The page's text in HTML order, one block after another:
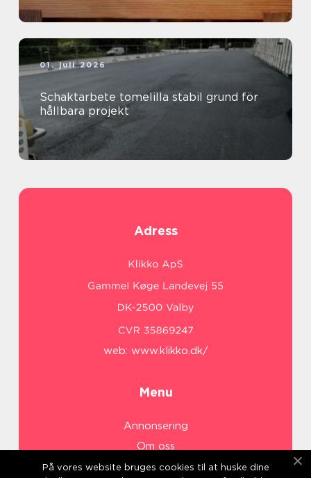
01. juli 2026
Schaktarbete tomelilla stabil grund för
hållbara projekt
Adress
web: www.klikko.dk/
Menu
Annonsering
Om oss
Cookies
På vores website bruges cookies til at huske dine